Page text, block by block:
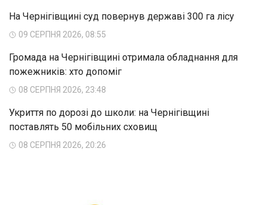
На Чернігівщині суд повернув державі 300 га лісу
09 СЕРПНЯ 2026, 08:55
Громада на Чернігівщині отримала обладнання для
пожежників: хто допоміг
08 СЕРПНЯ 2026, 23:48
Укриття по дорозі до школи: на Чернігівщині
поставлять 50 мобільних сховищ
08 СЕРПНЯ 2026, 20:26